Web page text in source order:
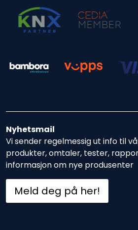
Nyhetsmail
Vi sender regelmessig ut info til
produkter, omtaler, tester,
informasjon om nye produsenter
Meld deg på her!